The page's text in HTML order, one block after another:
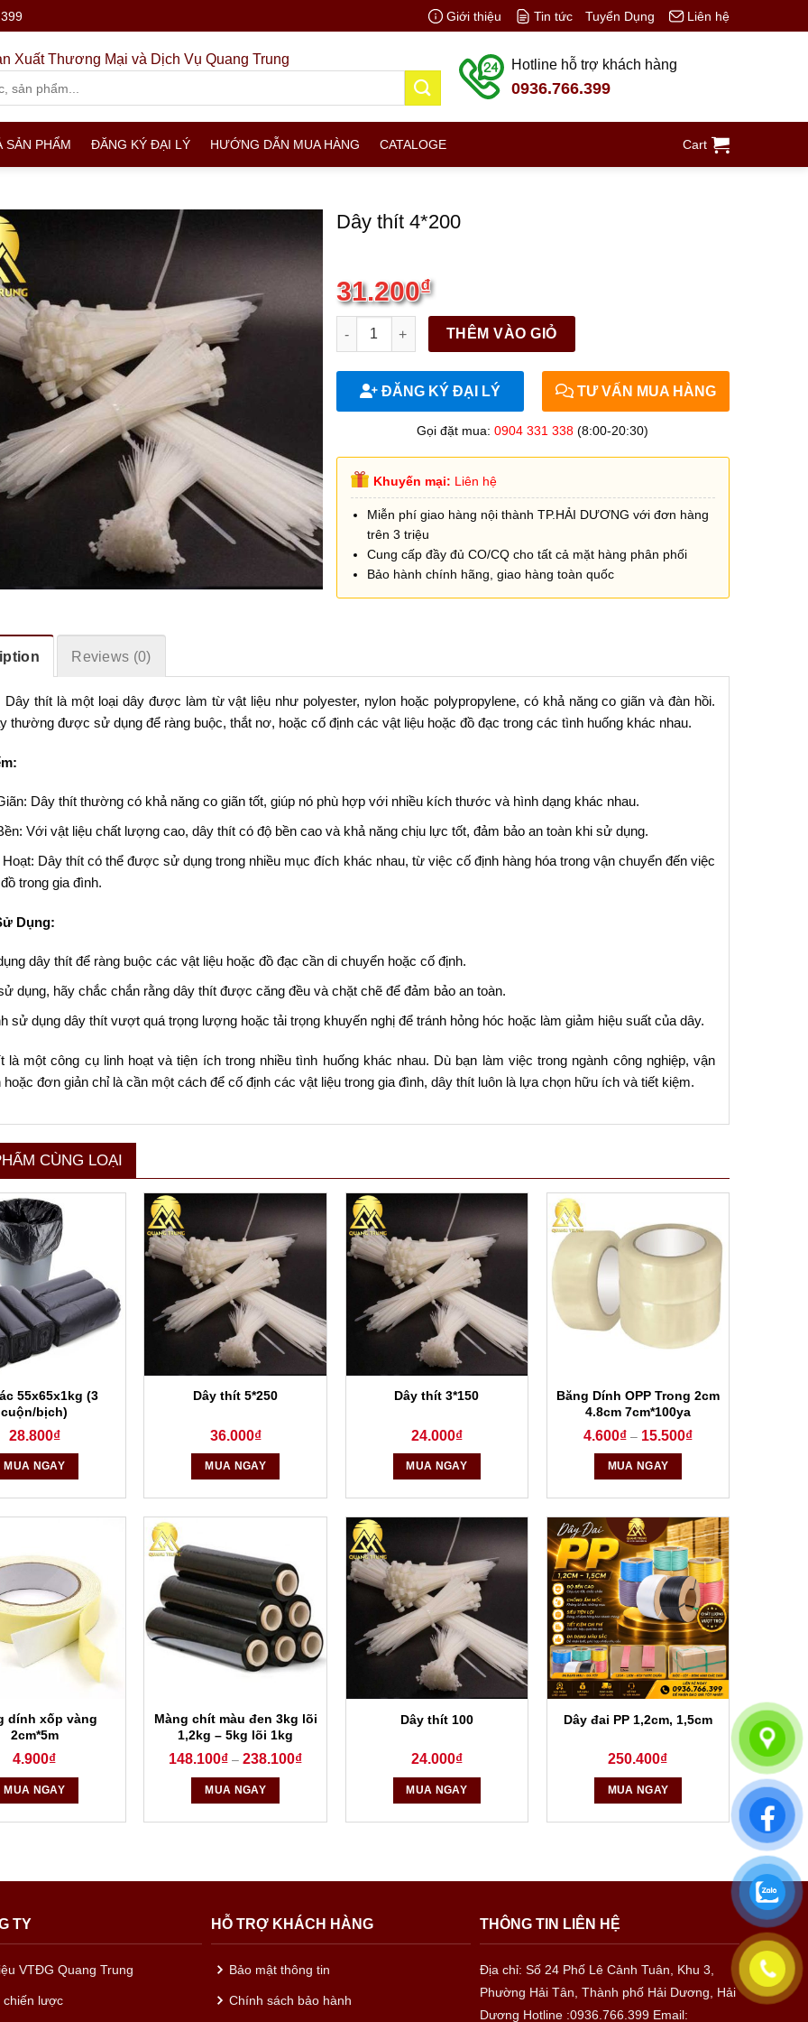
Giới thiệu Tin tức Tuyển Dụng Liên hệ
Xuất Thương Mại và Dịch Vụ Quang Trung Hotline hỗ trợ khách hàng
0936.766.399
SẢN PHẨM ĐĂNG KÝ ĐẠI LÝ HƯỚNG DẪN MUA HÀNG CATALOGE Cart
Dây thít 4*200
31.200₫
Dây thít 4*200 quantity
THÊM VÀO GIỎ
ĐĂNG KÝ ĐẠI LÝ TƯ VẤN MUA HÀNG
Gọi đặt mua:0904 331 338 (8:00-20:30)
Khuyến mại: Liên hệ
Miễn phí giao hàng nội thành TP.HẢI DƯƠNG với đơn hàng
trên 3 triệu
Cung cấp đầy đủ CO/CQ cho tất cả mặt hàng phân phối
Bảo hành chính hãng, giao hàng toàn quốc
Reviews (0)
Dây thít là một loại dây được làm từ vật liệu như polyester, nylon hoặc polypropylene, có khả năng co giãn và đàn hồi.
thường được sử dụng để ràng buộc, thắt nơ, hoặc cố định các vật liệu hoặc đồ đạc trong các tình huống khác nhau.
Dây thít thường có khả năng co giãn tốt, giúp nó phù hợp với nhiều kích thước và hình dạng khác nhau.
Với vật liệu chất lượng cao, dây thít có độ bền cao và khả năng chịu lực tốt, đảm bảo an toàn khi sử dụng.
Hoạt: Dây thít có thể được sử dụng trong nhiều mục đích khác nhau, từ việc cố định hàng hóa trong vận chuyển đến việc
trong gia đình.
Dụng:
dây thít để ràng buộc các vật liệu hoặc đồ đạc cần di chuyển hoặc cố định.
dụng, hãy chắc chắn rằng dây thít được căng đều và chặt chẽ để đảm bảo an toàn.
sử dụng dây thít vượt quá trọng lượng hoặc tải trọng khuyến nghị để tránh hỏng hóc hoặc làm giảm hiệu suất của dây.
là một công cụ linh hoạt và tiện ích trong nhiều tình huống khác nhau. Dù bạn làm việc trong ngành công nghiệp, vận
hoặc đơn giản chỉ là cần một cách để cố định các vật liệu trong gia đình, dây thít luôn là lựa chọn hữu ích và tiết kiệm.
CÙNG LOẠI
55x65x1kg (3
cuộn/bịch)
28.800₫
MUA NGAY
Dây thít 5*250
36.000₫
MUA NGAY
Dây thít 3*150
24.000₫
MUA NGAY
Băng Dính OPP Trong 2cm
4.8cm 7cm*100ya
4.600₫– 15.500₫
MUA NGAY
dính xốp vàng
2cm*5m
4.900₫
MUA NGAY
Màng chít màu đen 3kg lõi
1,2kg – 5kg lõi 1kg
148.100₫ –238.100₫
MUA NGAY
Dây thít 100
24.000₫
MUA NGAY
Dây đai PP 1,2cm, 1,5cm
250.400₫
MUA NGAY
TY
VTĐG Quang Trung
lược
HỖ TRỢ KHÁCH HÀNG
Bảo mật thông tin
Chính sách bảo hành
THÔNG TIN LIÊN HỆ
Địa chỉ: Số 24 Phố Lê Cảnh Tuân, Khu 3,
Phường Hải Tân, Thành phố Hải Dương, Hải
Dương Hotline :0936.766.399 Email: